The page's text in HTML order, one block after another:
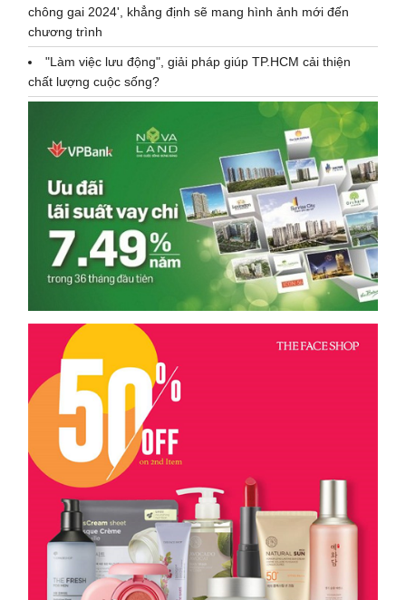
chông gai 2024', khẳng định sẽ mang hình ảnh mới đến
chương trình
"Làm việc lưu động", giải pháp giúp TP.HCM cải thiện
chất lượng cuộc sống?